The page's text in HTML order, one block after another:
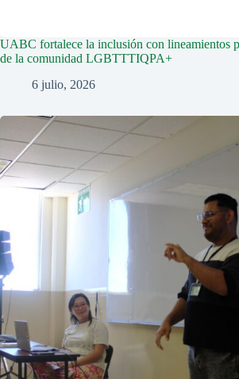
UABC fortalece la inclusión con lineamientos
de la comunidad LGBTTTIQPA+
6 julio, 2026